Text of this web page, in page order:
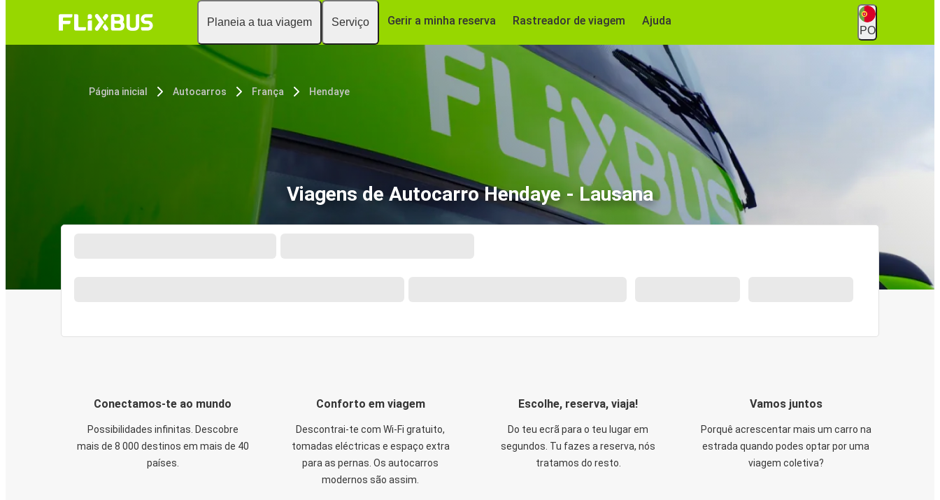
Planeia a tua viagem Serviço Gerir a minha reserva Rastreador de viagem Ajuda
PO
Página inicial Autocarros França Hendaye
Viagens de Autocarro Hendaye - Lausana
Conectamos-te ao mundo
Possibilidades infinitas. Descobre
mais de 8 000 destinos em mais de 40
países.
Conforto em viagem
Descontrai-te com Wi-Fi gratuito,
tomadas eléctricas e espaço extra
para as pernas. Os autocarros
modernos são assim.
Escolhe, reserva, viaja!
Do teu ecrã para o teu lugar em
segundos. Tu fazes a reserva, nós
tratamos do resto.
Vamos juntos
Porquê acrescentar mais um carro na
estrada quando podes optar por uma
viagem coletiva?